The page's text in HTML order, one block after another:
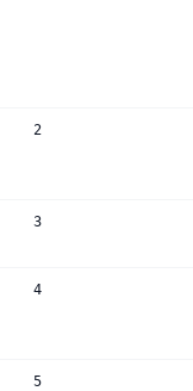
2
3
4
5